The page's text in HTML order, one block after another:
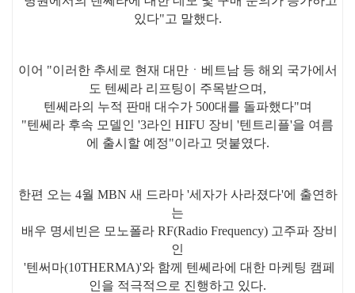
있다"고 말했다.
이어 "이러한 추세로 현재 대만ㆍ베트남 등 해외 국가에서
도 텐쎄라 리프팅이 주목받으며,
텐쎄라의 누적 판매 대수가 500대를 돌파했다"며
"텐쎄라 후속 모델인 '3라인 HIFU 장비 '텐트리플'을 여름
에 출시할 예정"이라고 덧붙였다.
한편 오는 4월 MBN 새 드라마 '세자가 사라졌다'에 출연하
는
배우 명세빈은 모노폴라 RF(Radio Frequency) 고주파 장비
인
'텐써마(10THERMA)'와 함께 텐쎄라에 대한 마케팅 캠페
인을 적극적으로 진행하고 있다.